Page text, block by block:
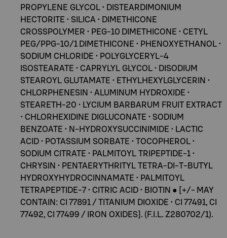
PROPYLENE GLYCOL • DISTEARDIMONIUM
HECTORITE • SILICA • DIMETHICONE
CROSSPOLYMER • PEG-10 DIMETHICONE • CETYL
PEG/PPG-10/1 DIMETHICONE • PHENOXYETHANOL •
SODIUM CHLORIDE • POLYGLYCERYL-4
ISOSTEARATE • CAPRYLYL GLYCOL • DISODIUM
STEAROYL GLUTAMATE • ETHYLHEXYLGLYCERIN •
CHLORPHENESIN • ALUMINUM HYDROXIDE •
STEARETH-20 • LYCIUM BARBARUM FRUIT EXTRACT
• CHLORHEXIDINE DIGLUCONATE • SODIUM
BENZOATE • N-HYDROXYSUCCINIMIDE • LACTIC
ACID • POTASSIUM SORBATE • TOCOPHEROL •
SODIUM CITRATE • PALMITOYL TRIPEPTIDE-1 •
CHRYSIN • PENTAERYTHRITYL TETRA-DI-T-BUTYL
HYDROXYHYDROCINNAMATE • PALMITOYL
TETRAPEPTIDE-7 • CITRIC ACID • BIOTIN ● [+/- MAY
CONTAIN: CI 77891 / TITANIUM DIOXIDE • CI 77491, CI
77492, CI 77499 / IRON OXIDES]. (F.I.L. Z280702/1).